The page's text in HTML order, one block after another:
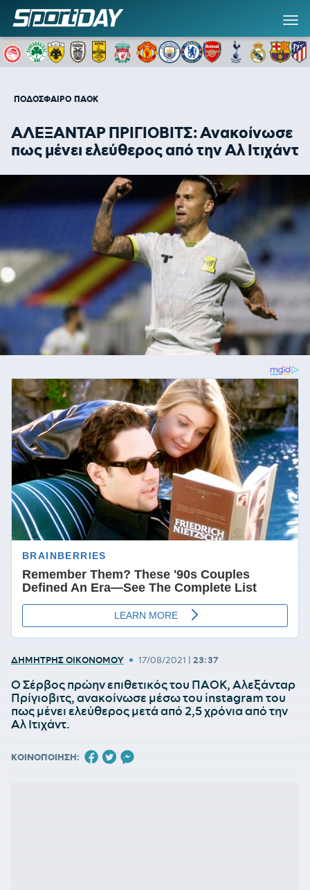
ΠΟΔΟΣΦΑΙΡΟ ΠΑΟΚ
ΑΛΕΞΑΝΤΑΡ ΠΡΙΓΙΟΒΙΤΣ: Ανακοίνωσε
πως μένει ελεύθερος από την Αλ Ιτιχάντ
ΔΗΜΗΤΡΗΣ ΟΙΚΟΝΟΜΟΥ • 17/08/2021 | 23:37
Ο Σέρβος πρώην επιθετικός του ΠΑΟΚ, Αλεξάνταρ
Πρίγιοβιτς, ανακοίνωσε μέσω του instagram του
πως μένει ελεύθερος μετά από 2,5 χρόνια από την
Αλ Ιτιχάντ.
ΚΟΙΝΟΠΟΙΗΣΗ: